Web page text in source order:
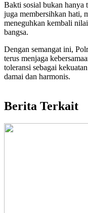
Bakti sosial bukan hanya
juga membersihkan hati,
meneguhkan kembali
bangsa.
Dengan semangat ini,
terus menjaga
toleransi sebagai
damai dan harmonis.
Berita Terkait